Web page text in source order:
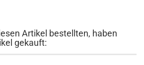
Artikel bestellten, haben
gekauft: